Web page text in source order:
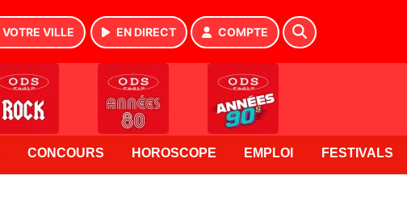
VOTRE VILLE EN DIRECT COMPTE
CONCOURS HOROSCOPE EMPLOI FESTIVALS